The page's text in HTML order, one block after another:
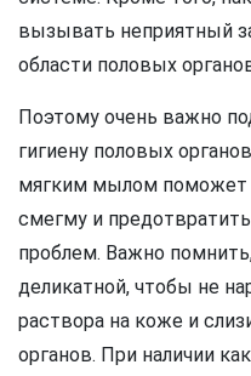
вызывать неприятный
области половых
Поэтому очень важно
гигиену половых
мягким мылом поможет
смегму и
проблем. Важно
деликатной, чтобы не
раствора на коже и
органов. При наличии